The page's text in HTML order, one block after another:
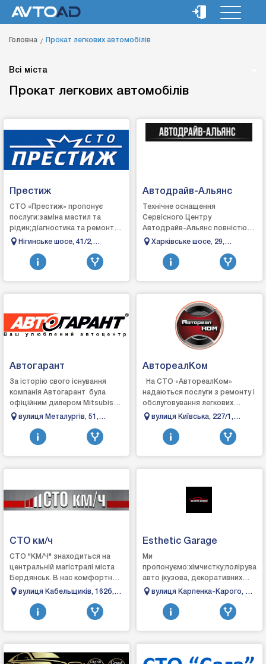
Головна Прокат легкових автомобілів
Всі міста
Прокат легкових автомобілів
Престиж
СТО «Престиж» пропонує
послуги:заміна мастил та
рідин;діагностика та ремонт
ходової
стабілізатора;стійки амортиз...
Нігинське шосе, 41/2,
Кам'янець-Подільський,
Хмельницька область
Автодрайв-Альянс
Технічне оснащення
Сервісного Центру
Автодрайв-Альянс повністю
відповідає вимогам сучасного
оперативно і з&n...
Харківське шосе, 29,
Полтава, Полтавська
область
Автогарант
За історію свого існування
компанія Автогарант була
офіційним дилером Мitsubishi.
Renault та Ford. Для цього
вулиця Металургів, 51,
Бровари, Київська область
АвтореалКом
На СТО «АвтореалКом»
надаються послуги з ремонту і
обслуговування легкових
автомобілів, позашляховиків,
європейсь...
вулиця Київська, 227/1,
Бровари, Київська область
СТО км/ч
СТО "КМ/Ч" знаходиться на
центральній магістралі міста
Бердянськ. В нас комфортна
зона очікування, кава,
частин, а тако...
вулиця Кабельщиків, 162б,
Бердянськ, Запорізька
область
Esthetic Garage
Ми
авто (кузова, декоративних
елементів салону);детейлінг
двигуна;детейлінг очистку
салону;захист...
вулиця Карпенка-Карого, 3,
Луцьк, Волинська область